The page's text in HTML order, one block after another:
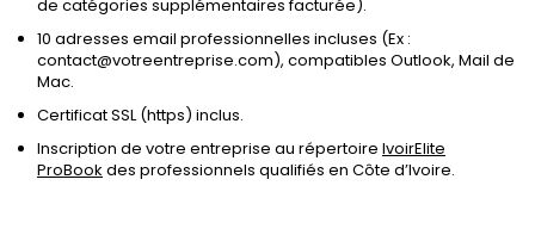
de catégories supplémentaires facturée).
10 adresses email professionnelles incluses (Ex :
contact@votreentreprise.com), compatibles Outlook, Mail de
Mac.
Certificat SSL (https) inclus.
Inscription de votre entreprise au répertoire IvoirElite
ProBook des professionnels qualifiés en Côte d’Ivoire.